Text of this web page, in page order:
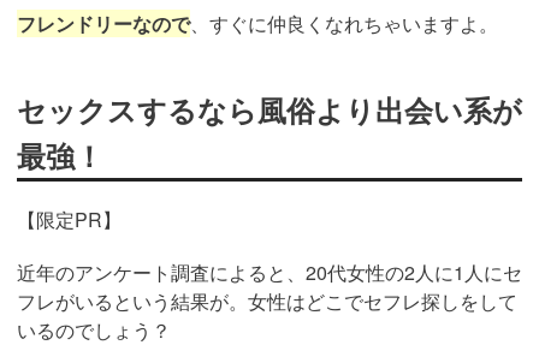
フレンドリーなので、すぐに仲良くなれちゃいますよ。
セックスするなら風俗より出会い系が
最強！
【限定PR】
近年のアンケート調査によると、20代女性の2人に1人にセ
フレがいるという結果が。女性はどこでセフレ探しをして
いるのでしょう？